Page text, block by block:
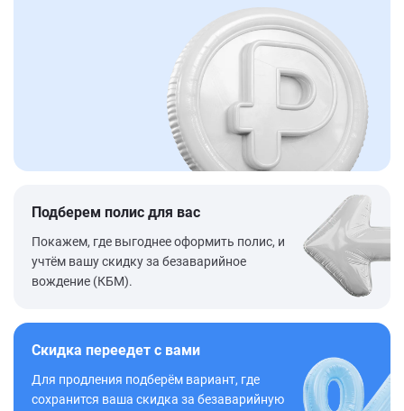
Подберем полис для вас
Покажем, где выгоднее оформить полис, и
учтём вашу скидку за безаварийное
вождение (КБМ).
Скидка переедет с вами
Для продления подберём вариант, где
сохранится ваша скидка за безаварийную